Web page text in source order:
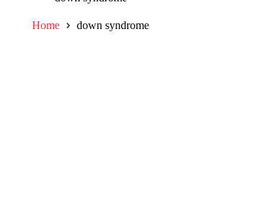
Home down syndrome